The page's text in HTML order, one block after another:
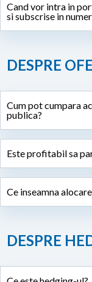
Cand vor intra in
si subscrise in
DESPRE
Cum pot cumpara
publica?
Este profitabil sa
Ce inseamna
DESPRE